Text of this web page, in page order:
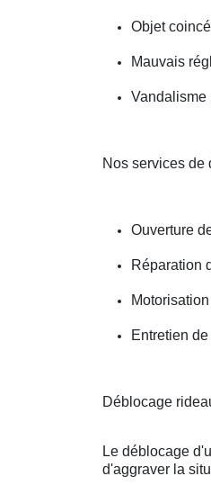
Objet
Mauvais
Vandalisme
Nos services de
Ouverture
Réparation
Entretien
Déblocage
Le déblocage
d'aggraver la